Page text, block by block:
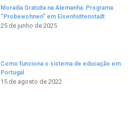
Moradia Gratuita na Alemanha: Programa
“Probewohnen” em Eisenhüttenstadt
25 de junho de 2025
Como funciona o sistema de educação em
Portugal
15 de agosto de 2022